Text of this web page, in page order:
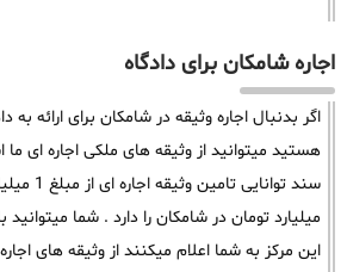
اجاره شامکان برای دادگاه
اگر بدنبال اجاره وثیقه در شامکان برای ارائه
هستید میتوانید از وثیقه های ملکی اجاره ای ما
میلیارد تومان در شامکان را دارد . شما
این مرکز به شما اعلام میکنند از وثیقه های